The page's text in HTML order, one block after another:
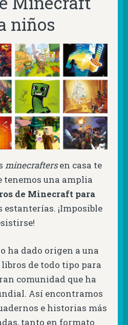
niños
minecraftersen casa te
tenemos una amplia
de Minecraft para
estanterías. ¡Imposible
ha dado origen a una
de todo tipo para
comunidad que ha
Así encontramos
e historias más
tanto en formato